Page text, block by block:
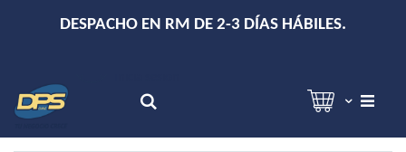
DESPACHO EN RM DE 2-3 DÍAS HÁBILES.